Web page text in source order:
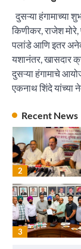
दुसऱ्या हंगामाच्या
किणीकर, राजेश
पलांडे आणि इतर
यशानंतर, खासदार
दुसऱ्या हंगामाचे
एकनाथ शिंदे यांच्या
Recent News
4
2
3
2
3